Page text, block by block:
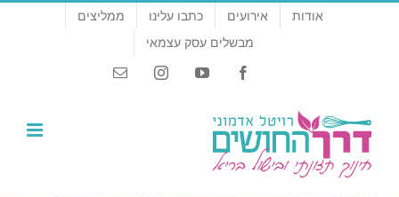
דלג
אודות אירועים כתבו עלינו
ממליצים
מבשלים עסק עצמאי
Facebook
YouTube
Instagram
Email